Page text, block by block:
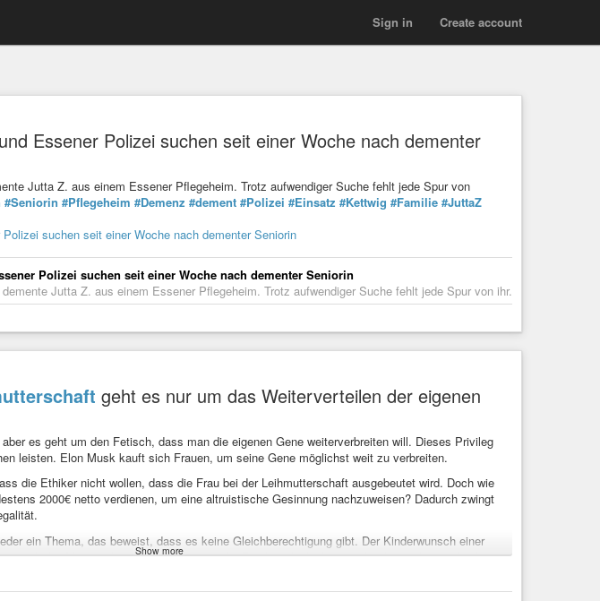
Create account
Sign in
Essener Polizei suchen seit einer Woche nach dementer
Jutta Z. aus einem Essener Pflegeheim. Trotz aufwendiger Suche fehlt jede Spur von
#Seniorin #Pflegeheim #Demenz #dement #Polizei #Einsatz #Kettwig #Familie #JuttaZ
suchen seit einer Woche nach dementer Seniorin
Polizei suchen seit einer Woche nach dementer Seniorin
Jutta Z. aus einem Essener Pflegeheim. Trotz aufwendiger Suche fehlt jede Spur von ihr.
geht es nur um das Weiterverteilen der eigenen
es geht um den Fetisch, dass man die eigenen Gene weiterverbreiten will. Dieses Privileg
leisten. Elon Musk kauft sich Frauen, um seine Gene möglichst weit zu verbreiten.
die Ethiker nicht wollen, dass die Frau bei der Leihmutterschaft ausgebeutet wird. Doch wie
2000€ netto verdienen, um eine altruistische Gesinnung nachzuweisen? Dadurch zwingt
ein Thema, das beweist, dass es keine Gleichberechtigung gibt. Der Kinderwunsch einer
ab. Im Moment können sich aber nur die Reichen die Leihmutter kaufen und sie schreiben
doch an die Gesetze halten sollen welche die Leihmutterschaft verbieten. Verlogener geht es
Show more